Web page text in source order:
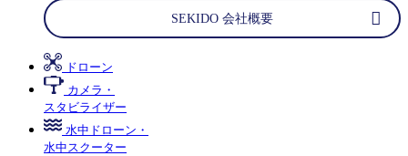
SEKIDO 会社概要
ドローン
カメラ・
スタビライザー
水中ドローン・
水中スクーター